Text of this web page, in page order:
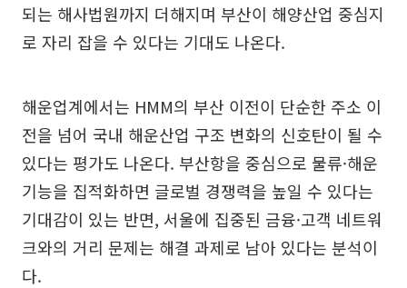
되는 해사법원까지 더해지며 부산이 해양산업 중심지
로 자리 잡을 수 있다는 기대도 나온다.
해운업계에서는 HMM의 부산 이전이 단순한 주소 이
전을 넘어 국내 해운산업 구조 변화의 신호탄이 될 수
있다는 평가도 나온다. 부산항을 중심으로 물류·해운
기능을 집적화하면 글로벌 경쟁력을 높일 수 있다는
기대감이 있는 반면, 서울에 집중된 금융·고객 네트워
크와의 거리 문제는 해결 과제로 남아 있다는 분석이
다.